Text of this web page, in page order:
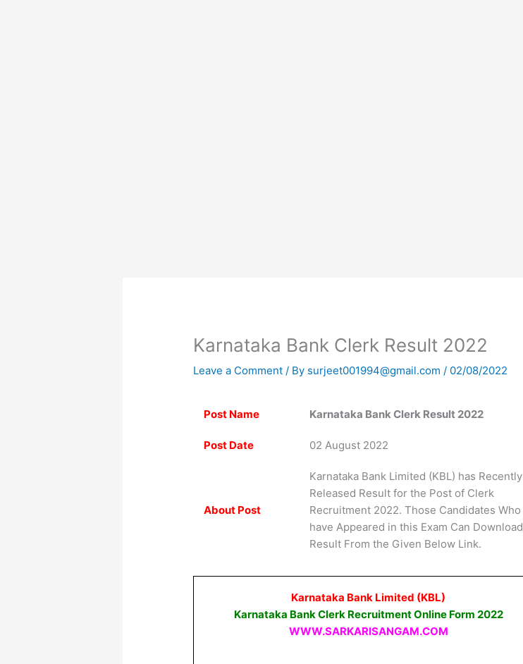
Karnataka Bank Clerk Result 2022
Leave a Comment / By surjeet001994@gmail.com/ 02/08/2022
Post Name Karnataka Bank Clerk Result 2022
Post Date 02 August 2022
About Post
Karnataka Bank Limited (KBL) has Recently
Released Result for the Post of Clerk
Recruitment 2022. Those Candidates Who
have Appeared in this Exam Can Download
Result From the Given Below Link.
Karnataka Bank Limited (KBL)
Karnataka Bank Clerk Recruitment Online Form 2022
WWW.SARKARISANGAM.COM